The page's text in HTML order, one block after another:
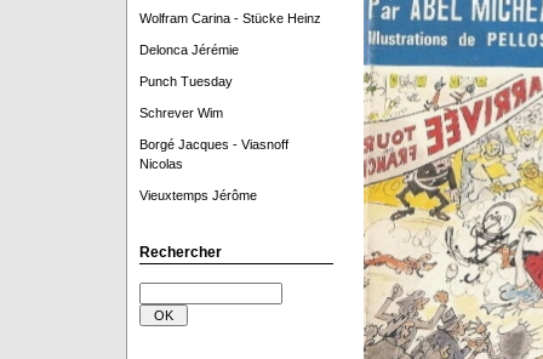
Wolfram Carina - Stücke Heinz
Delonca Jérémie
Punch Tuesday
Schrever Wim
Borgé Jacques - Viasnoff
Nicolas
Vieuxtemps Jérôme
Rechercher